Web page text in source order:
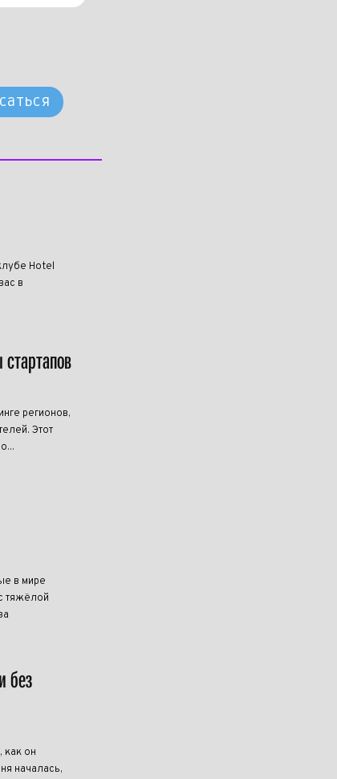
Hotel
в
регионов,
Этот
в мире
тяжёлой
без
как он
началась,